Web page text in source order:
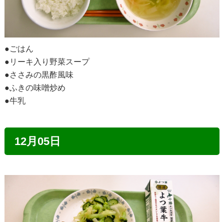
●ごはん
●リーキ入り野菜スープ
●ささみの黒酢風味
●ふきの味噌炒め
●牛乳
12月05日